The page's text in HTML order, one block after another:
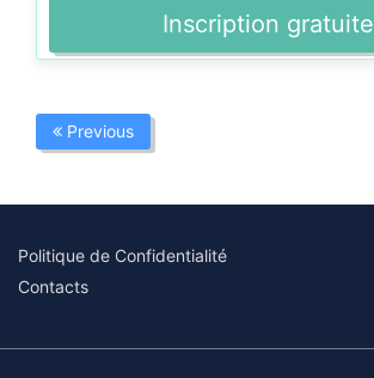
Inscription gratuite
Previous
Politique de Confidentialité
Contacts